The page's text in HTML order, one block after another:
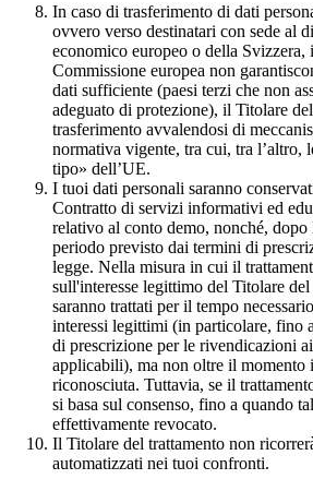
In caso di trasferimento di dati
ovvero verso destinatari con sede al
economico europeo o della Svizzera,
Commissione europea non
dati sufficiente (paesi terzi che non
adeguato di protezione), il Titolare
trasferimento avvalendosi di
normativa vigente, tra cui, tra l’altro,
tipo» dell’UE.
I tuoi dati personali saranno
Contratto di servizi informativi ed
relativo al conto demo, nonché,
periodo previsto dai termini di
legge. Nella misura in cui il
sull'interesse legittimo del Titolare
saranno trattati per il tempo
interessi legittimi (in particolare, fino
di prescrizione per le rivendicazioni
applicabili), ma non oltre il momento
riconosciuta. Tuttavia, se il
si basa sul consenso, fino a quando
effettivamente revocato.
Il Titolare del trattamento non
automatizzati nei tuoi confronti.